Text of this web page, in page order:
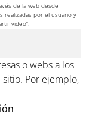
de la web desde
realizadas por el usuario y
video”.
o webs a los
Por ejemplo,